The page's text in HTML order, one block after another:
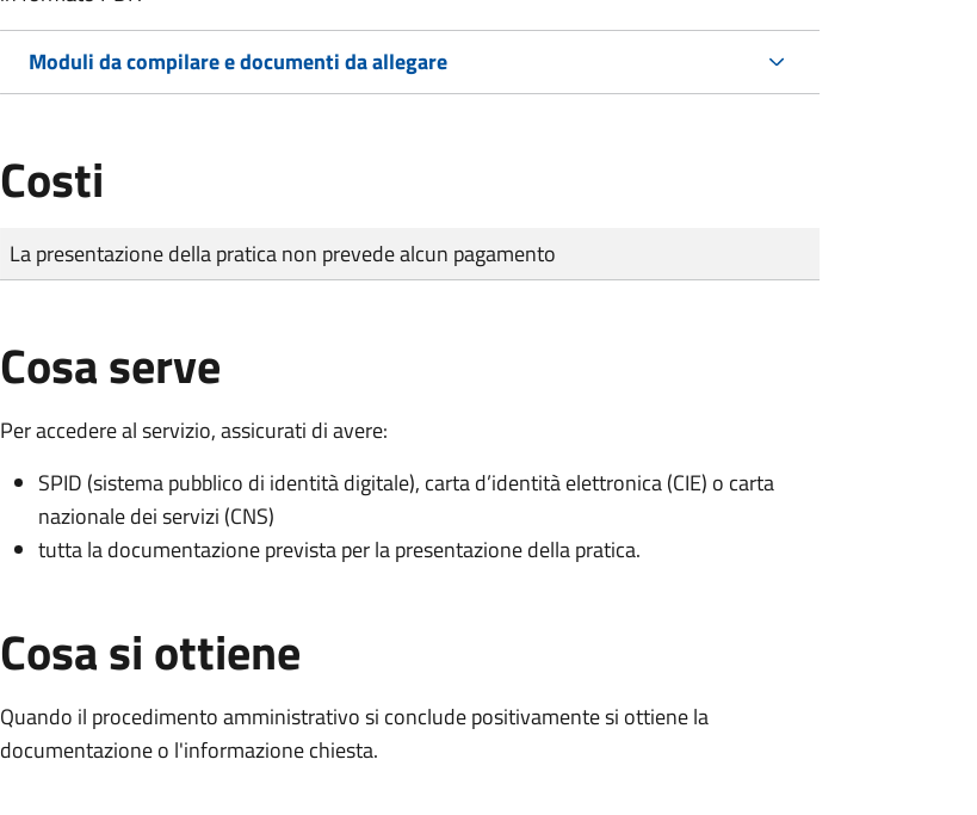
Moduli da compilare e documenti da allegare
Costi
Tipo di pagamento
Importo
La presentazione della pratica non prevede alcun pagamento
Cosa serve
Per accedere al servizio, assicurati di avere:
SPID (sistema pubblico di identità digitale), carta d’identità elettronica (CIE) o carta
nazionale dei servizi (CNS)
tutta la documentazione prevista per la presentazione della pratica.
Cosa si ottiene
Quando il procedimento amministrativo si conclude positivamente si ottiene la
documentazione o l'informazione chiesta.